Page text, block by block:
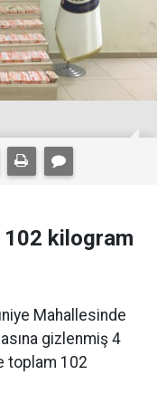
102 kilogram
Mahallesinde
gizlenmiş 4
toplam 102